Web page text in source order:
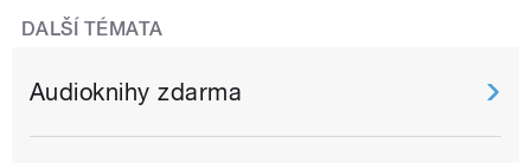
DALŠÍ TÉMATA
Audioknihy zdarma